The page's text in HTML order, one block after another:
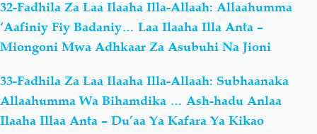
32-Fadhila Za Laa Ilaaha Illa-Allaah: Allaahumma
‘Aafiniy Fiy Badaniy… Laa Ilaaha Illa Anta –
Miongoni Mwa Adhkaar Za Asubuhi Na Jioni
33-Fadhila Za Laa Ilaaha Illa-Allaah: Subhaanaka
Allaahumma Wa Bihamdika … Ash-hadu Anlaa
Ilaaha Illaa Anta – Du’aa Ya Kafara Ya Kikao